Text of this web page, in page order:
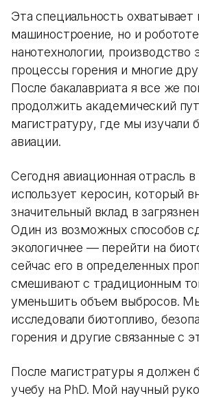
Эта специальность охватывает
машиностроение, но и
нанотехнологии, производство
процессы горения и многие
После бакалавриата я все же
продолжить академический
магистратуру, где мы изучали
авиации.
Сегодня авиационная отрасль
использует керосин, который
значительный вклад в
Один из возможных способов
экологичнее — перейти на
сейчас его в определенных
смешивают с традиционным
уменьшить объем выбросов.
исследовали биотопливо,
горения и другие связанные с
После магистратуры я должен
учебу на PhD. Мой научный